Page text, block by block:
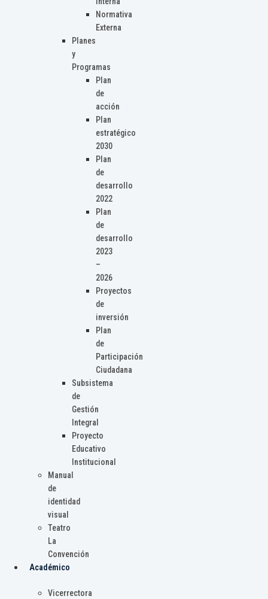
Normativa
Externa
Planes
y
Programas
Plan
de
acción
Plan
estratégico
2030
Plan
de
desarrollo
2022
Plan
de
desarrollo
2023
–
2026
Proyectos
de
inversión
Plan
de
Participación
Ciudadana
Subsistema
de
Gestión
Integral
Proyecto
Educativo
Institucional
Manual
de
identidad
visual
Teatro
La
Convención
Académico
Vicerrectora